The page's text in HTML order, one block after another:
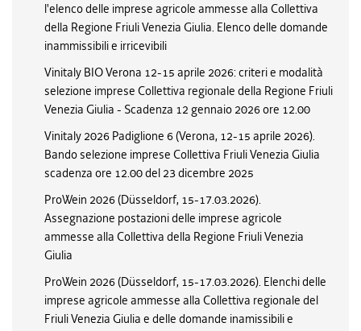
l'elenco delle imprese agricole ammesse alla Collettiva
della Regione Friuli Venezia Giulia. Elenco delle domande
inammissibili e irricevibili
Vinitaly BIO Verona 12-15 aprile 2026: criteri e modalità
selezione imprese Collettiva regionale della Regione Friuli
Venezia Giulia - Scadenza 12 gennaio 2026 ore 12.00
Vinitaly 2026 Padiglione 6 (Verona, 12-15 aprile 2026).
Bando selezione imprese Collettiva Friuli Venezia Giulia
scadenza ore 12.00 del 23 dicembre 2025
ProWein 2026 (Düsseldorf, 15-17.03.2026).
Assegnazione postazioni delle imprese agricole
ammesse alla Collettiva della Regione Friuli Venezia
Giulia
ProWein 2026 (Düsseldorf, 15-17.03.2026). Elenchi delle
imprese agricole ammesse alla Collettiva regionale del
Friuli Venezia Giulia e delle domande inamissibili e